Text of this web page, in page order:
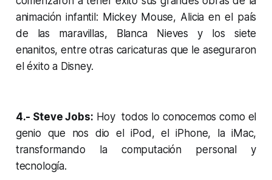
animación infantil: Mickey Mouse, Alicia en el país
de las maravillas, Blanca Nieves y los siete
enanitos, entre otras caricaturas que le aseguraron
el éxito a Disney.
4.- Steve Jobs: Hoy todos lo conocemos como el
genio que nos dio el iPod, el iPhone, la iMac,
transformando la computación personal y
tecnología.